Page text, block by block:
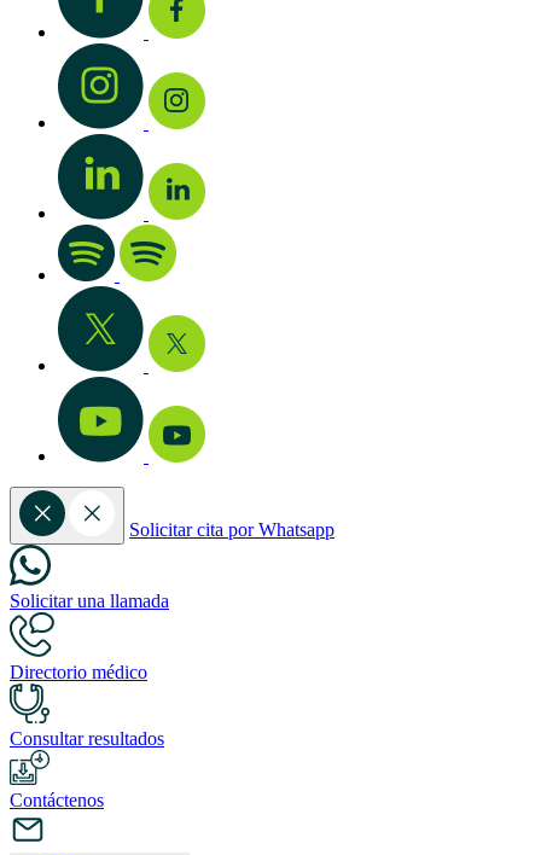
Solicitar cita por Whatsapp
Solicitar una llamada
Directorio médico
Consultar resultados
Contáctenos